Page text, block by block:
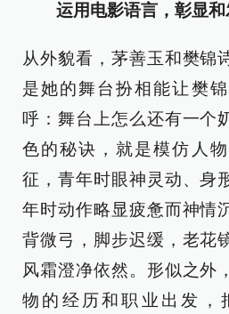
运用电影语言，彰显和
从外貌看，茅善玉和樊锦
是她的舞台扮相能让樊
呼：舞台上怎么还有一个
色的秘诀，就是模仿人
征，青年时眼神灵动、身
年时动作略显疲惫而神情
背微弓，脚步迟缓，老花
风霜澄净依然。形似之外
物的经历和职业出发，